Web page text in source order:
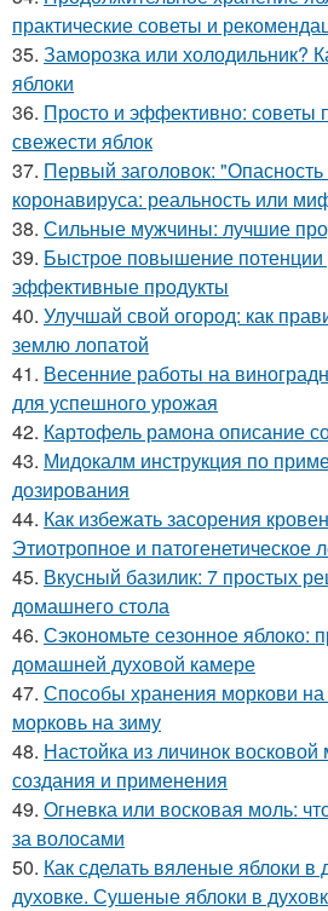
практические советы и
35. Заморозка или холодильник?
яблоки
36. Просто и эффективно: советы
свежести яблок
37. Первый заголовок:
коронавируса: реальность или
38. Сильные мужчины: лучшие
39. Быстрое повышение
эффективные продукты
40. Улучшай свой огород: как
землю лопатой
41. Весенние работы на
для успешного урожая
42. Картофель рамона описание
43. Мидокалм инструкция по
дозирования
44. Как избежать засорения
Этиотропное и патогенетическое
45. Вкусный базилик: 7 простых
домашнего стола
46. Сэкономьте сезонное яблоко:
домашней духовой камере
47. Способы хранения моркови на
морковь на зиму
48. Настойка из личинок восковой
создания и применения
49. Огневка или восковая моль:
за волосами
50. Как сделать вяленые яблоки
духовке. Сушеные яблоки в